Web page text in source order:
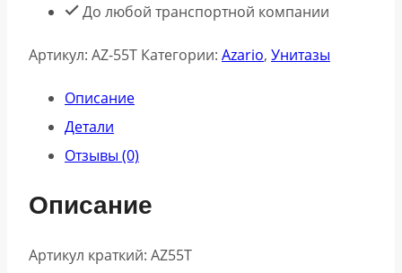
До любой транспортной компании
Артикул: AZ-55T Категории: Azario, Унитазы
Описание
Детали
Отзывы (0)
Описание
Артикул краткий: AZ55T